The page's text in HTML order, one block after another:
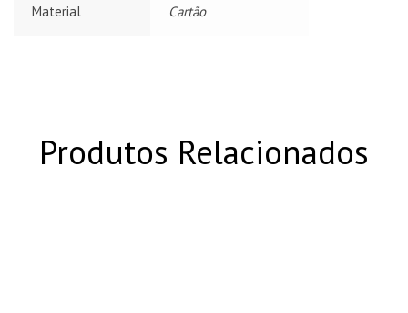
Material Cartão
Produtos Relacionados